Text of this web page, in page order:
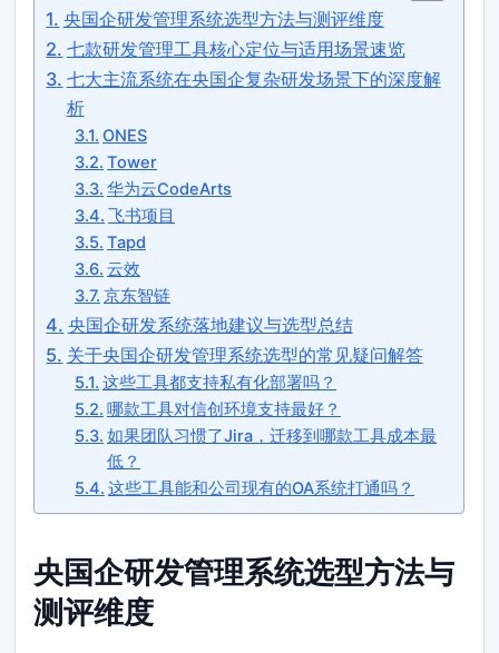
央国企研发管理系统选型方法与测评维度
七款研发管理工具核心定位与适用场景速览
七大主流系统在央国企复杂研发场景下的深度解
析
ONES
Tower
华为云CodeArts
飞书项目
Tapd
云效
京东智链
央国企研发系统落地建议与选型总结
关于央国企研发管理系统选型的常见疑问解答
这些工具都支持私有化部署吗？
哪款工具对信创环境支持最好？
如果团队习惯了Jira，迁移到哪款工具成本最
低？
这些工具能和公司现有的OA系统打通吗？
央国企研发管理系统选型方法与
测评维度